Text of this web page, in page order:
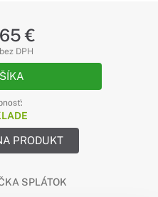
€
DPH
PRODUKT
SPLÁTOK